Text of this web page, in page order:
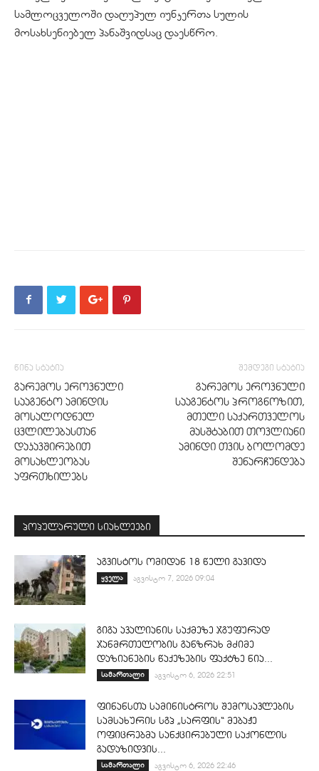
სამლოცველოში დაღუპულ იუნკერთა სულის
მოსახსენიებელ პანაშვიდსაც დაესწრო.
წინა სტატია
გარემოს ეროვნული
სააგენტო ამინდის
მოსალოდნელ
ცვლილებასთან
დაკავშირებით
მოსახლეობას
აფრთხილებს
შემდეგი სტატია
გარემოს ეროვნული
სააგენტოს პროგნოზით,
მთელი საქართველოს
მასშტაბით თოვლიანი
ამინდი თვის ბოლომდე
შენარჩუნდება
პოპულარული სიახლეები
აგვისტოს ომიდან 18 წელი გავიდა
ყველა აგვისტო 7, 2026 09:04
გიგა ავალიანის საქმეზე ჯგუფურად
ჯანმრთელობის განზრახ მძიმე
დაზიანების წაქეზების ფაქტზე ნია...
სამართალი აგვისტო 6, 2026 22:51
ფინანსთა სამინისტროს შემოსავლების
სამსახურის სგპ „სარფის“ მებაჟე
ოფიცრებმა სანქცირებული საქონლის
გადაზიდვის...
სამართალი აგვისტო 6, 2026 22:46